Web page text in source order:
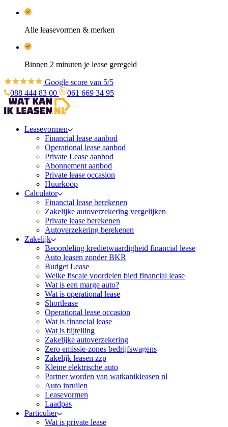
Alle leasevormen & merken
Binnen 2 minuten je lease geregeld
Google score van 5/5
088 444 83 00
061 669 34 95
Leasevormen
Financial lease aanbod
Operational lease aanbod
Private Lease aanbod
Abonnement aanbod
Private lease occasion
Huurkoop
Calculator
Financial lease berekenen
Zakelijke autoverzekering vergelijken
Private lease berekenen
Autoverzekering berekenen
Zakelijk
Beoordeling kredietwaardigheid financial lease
Auto leasen zonder BKR
Budget Lease
Welke fiscale voordelen bied financial lease
Wat is een marge auto?
Wat is operational lease
Shortlease
Operational lease occasion
Wat is financial lease
Wat is bijtelling
Zakelijke autoverzekering
Zero emissie-zones bedrijfswagens
Zakelijk leasen zzp
Kleine elektrische auto
Partner worden van watkanikleasen nl
Auto inruilen
Leasevormen
Laadpas
Particulier
Wat is private lease